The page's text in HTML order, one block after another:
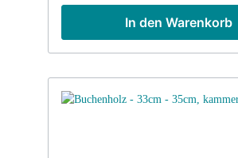
In den Warenkorb